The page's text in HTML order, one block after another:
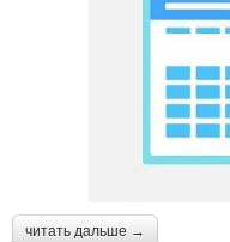
читать дальше →